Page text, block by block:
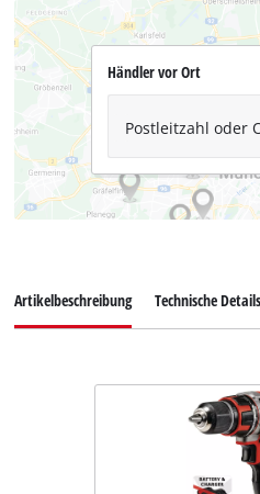
Händler vor Ort
Postleitzahl oder
Artikelbeschreibung Technische Details